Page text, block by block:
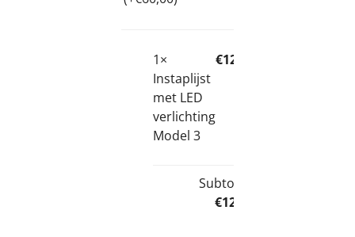
1×
Instaplijst
met LED
verlichting
Model 3
€129,00
Subtotal:
€129,00